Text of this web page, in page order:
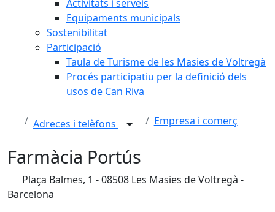
Activitats i serveis
Equipaments municipals
Sostenibilitat
Participació
Taula de Turisme de les Masies de Voltregà
Procés participatiu per la definició dels
usos de Can Riva
Adreces i telèfons Empresa i comerç
Farmàcia Portús
Plaça Balmes, 1 - 08508 Les Masies de Voltregà -
Barcelona